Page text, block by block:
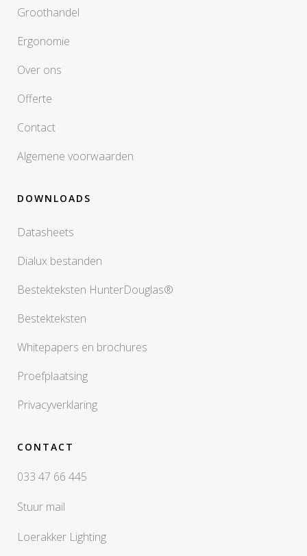
Groothandel
Ergonomie
Over ons
Offerte
Contact
Algemene voorwaarden
DOWNLOADS
Datasheets
Dialux bestanden
Bestekteksten HunterDouglas®
Bestekteksten
Whitepapers en brochures
Proefplaatsing
Privacyverklaring
CONTACT
033 47 66 445
Stuur mail
Loerakker Lighting